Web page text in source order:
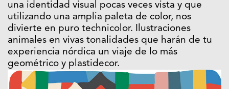
una identidad visual pocas veces vista y que
utilizando una amplia paleta de color, nos
divierte en puro technicolor. Ilustraciones
animales en vivas tonalidades que harán de tu
experiencia nórdica un viaje de lo más
geométrico y plastidecor.